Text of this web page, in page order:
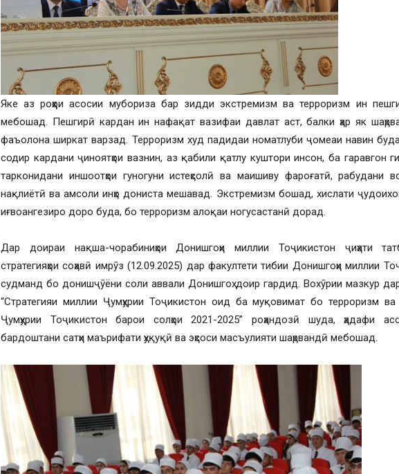
Яке аз роҳҳои асосии мубориза бар зидди экстремизм ва терроризм ин
мебошад. Пешгирӣ кардан ин нафақат вазифаи давлат аст, балки ҳар як
фаъолона ширкат варзад. Терроризм худ падидаи номатлуби ҷомеаи навин
содир кардани ҷиноятҳои вазнин, аз қабили қатлу куштори инсон, ба гаравгон
тарконидани иншоотҳои гуногуни истеҳсолӣ ва маишиву фароғатӣ, рабудани
нақлиётӣ ва амсоли инҳо дониста мешавад. Экстремизм бошад, хислати
иғвоангезиро доро буда, бо терроризм алоқаи ногусастанӣ дорад.
Дар доираи нақша-чорабиниҳои Донишгоҳи миллии Тоҷикистон ҷиҳати
стратегияҳои соҳавӣ имрӯз (12.09.2025) дар факултети тибии Донишгоҳи миллии
судманд бо донишҷӯёни соли аввали Донишгоҳ доир гардид. Вохӯрии мазкур
“Стратегияи миллии Ҷумҳурии Тоҷикистон оид ба муқовимат бо терроризм
Ҷумҳурии Тоҷикистон барои солҳои 2021-2025” роҳандозӣ шуда, ҳадафи
бардоштани сатҳи маърифати ҳуқуқӣ ва эҳсоси масъулияти шаҳрвандӣ мебошад.